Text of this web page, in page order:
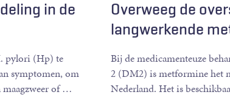
in de
pylori (Hp) te
symptomen, om
of…
Overweeg de
langwerkende
Bij de medicamenteuze
2 (DM2) is metformine het
Nederland. Het is